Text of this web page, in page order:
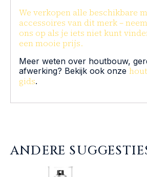
We verkopen alle beschikbare
accessoires van dit merk –
ons op als je iets niet kunt
een mooie prijs.
Meer weten over houtbouw,
afwerking? Bekijk ook onze
gids.
ANDERE